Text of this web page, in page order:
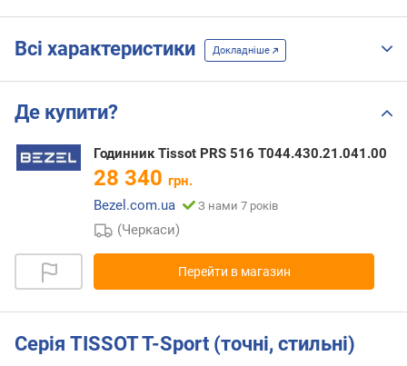
Всі характеристики Докладніше
Де купити?
Годинник Tissot PRS 516 T044.430.21.041.00
28 340 грн.
Bezel.com.ua
З нами 7 років
(Черкаси)
Перейти в магазин
Серія TISSOT T-Sport (точні, стильні)